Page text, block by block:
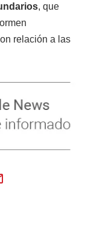
, que
relación a las